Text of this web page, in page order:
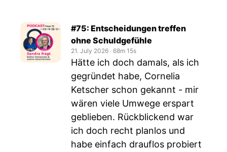
#75: Entscheidungen treffen
ohne Schuldgefühle
21. July 2026 ‧ 68m 15s
Hätte ich doch damals, als ich
gegründet habe, Cornelia
Ketscher schon gekannt - mir
wären viele Umwege erspart
geblieben. Rückblickend war
ich doch recht planlos und
habe einfach drauflos probiert